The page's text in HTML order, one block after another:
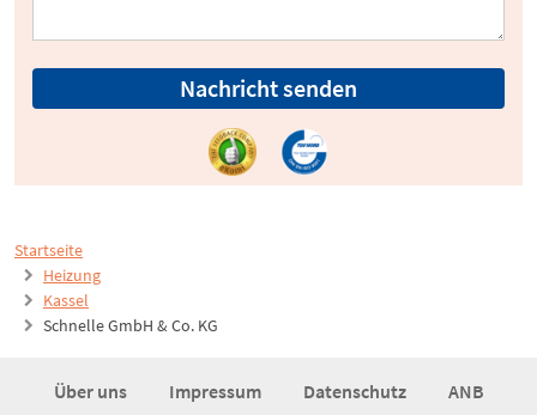
Startseite
Heizung
Kassel
Schnelle GmbH & Co. KG
Nachricht senden
Über uns Impressum Datenschutz ANB